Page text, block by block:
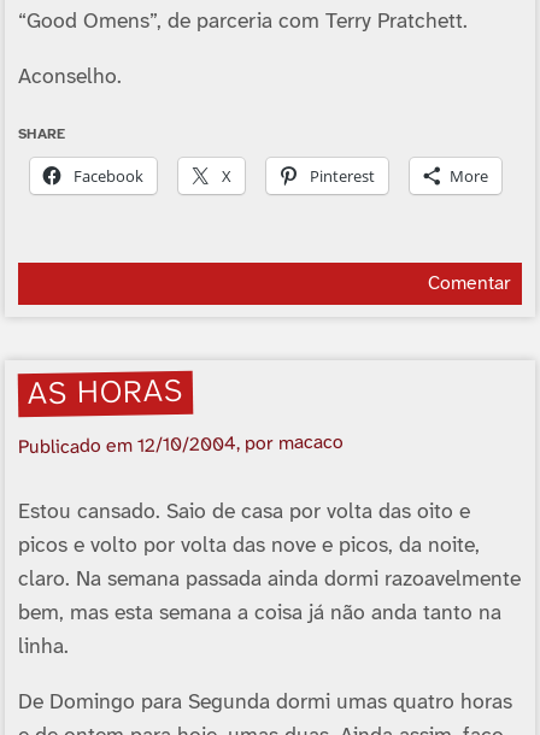
“Good Omens”, de parceria com Terry Pratchett.
Aconselho.
SHARE
Facebook X Pinterest More
Comentar
AS HORAS
Publicado em12/10/2004, por macaco
Estou cansado. Saio de casa por volta das oito e
picos e volto por volta das nove e picos, da noite,
claro. Na semana passada ainda dormi razoavelmente
bem, mas esta semana a coisa já não anda tanto na
linha.
De Domingo para Segunda dormi umas quatro horas